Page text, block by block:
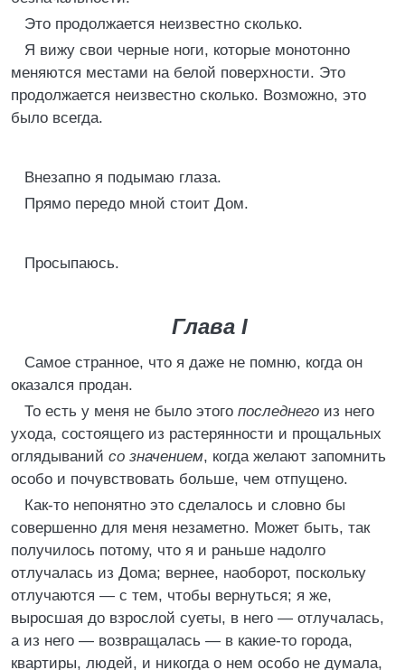
Это продолжается неизвестно сколько.
Я вижу свои черные ноги, которые монотонно
меняются местами на белой поверхности. Это
продолжается неизвестно сколько. Возможно, это
было всегда.
Внезапно я подымаю глаза.
Прямо передо мной стоит Дом.
Просыпаюсь.
Глава I
Самое странное, что я даже не помню, когда он
оказался продан.
То есть у меня не было этого последнего из него
ухода, состоящего из растерянности и прощальных
оглядываний со значением, когда желают запомнить
особо и почувствовать больше, чем отпущено.
Как-то непонятно это сделалось и словно бы
совершенно для меня незаметно. Может быть, так
получилось потому, что я и раньше надолго
отлучалась из Дома; вернее, наоборот, поскольку
отлучаются — с тем, чтобы вернуться; я же,
выросшая до взрослой суеты, в него — отлучалась,
а из него — возвращалась — в какие-то города,
квартиры, людей, и никогда о нем особо не думала,